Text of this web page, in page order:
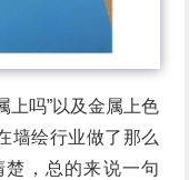
上吗”以及金属上色
墙绘行业做了那么
，总的来说一句